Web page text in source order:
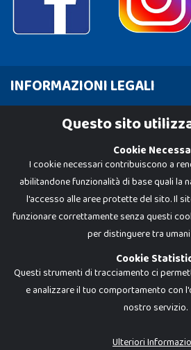
INFORMAZIONI LEGALI
Cookie Policy
Dadi e Mattoncini è un brand di Giocabene Srl.
I prezzi e le promozioni pubblicate potrebbero
Questo sito
Cookie
I cookie necessari contribuiscono a
abilitandone funzionalità di base quali la
l'accesso alle aree protette del sito. Il
funzionare correttamente senza questi
per distinguere tra
Cookie
Questi strumenti di tracciamento ci
e analizzare il tuo comportamento con
nostro servizio.
Ulteriori